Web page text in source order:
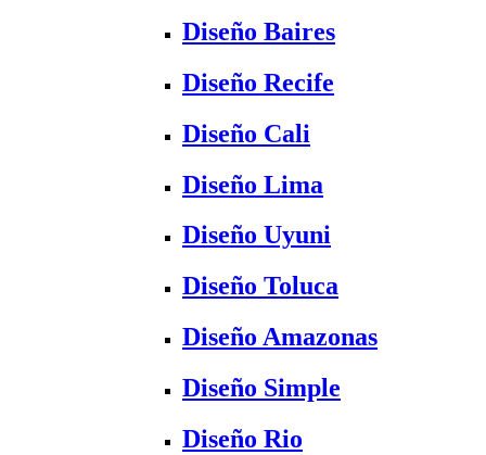
Diseño Baires
Diseño Recife
Diseño Cali
Diseño Lima
Diseño Uyuni
Diseño Toluca
Diseño Amazonas
Diseño Simple
Diseño Rio